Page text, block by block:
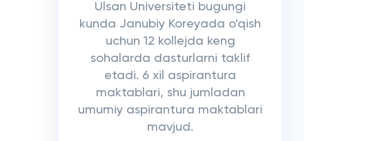
Ulsan Universiteti bugungi
kunda Janubiy Koreyada o'qish
uchun 12 kollejda keng
sohalarda dasturlarni taklif
etadi. 6 xil aspirantura
maktablari, shu jumladan
umumiy aspirantura maktablari
mavjud.